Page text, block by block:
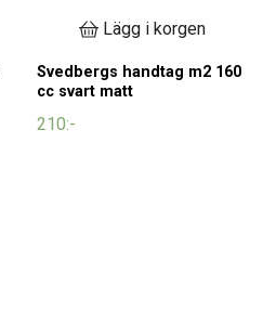
Lägg i korgen
Svedbergs handtag m2 160
cc svart matt
210:-